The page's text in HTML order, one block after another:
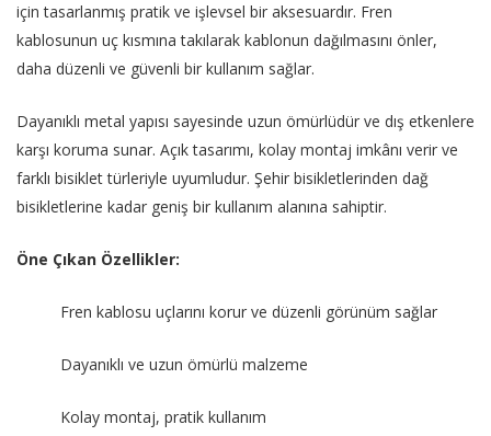
için tasarlanmış pratik ve işlevsel bir aksesuardır. Fren
kablosunun uç kısmına takılarak kablonun dağılmasını önler,
daha düzenli ve güvenli bir kullanım sağlar.
Dayanıklı metal yapısı sayesinde uzun ömürlüdür ve dış etkenlere
karşı koruma sunar. Açık tasarımı, kolay montaj imkânı verir ve
farklı bisiklet türleriyle uyumludur. Şehir bisikletlerinden dağ
bisikletlerine kadar geniş bir kullanım alanına sahiptir.
Öne Çıkan Özellikler:
Fren kablosu uçlarını korur ve düzenli görünüm sağlar
Dayanıklı ve uzun ömürlü malzeme
Kolay montaj, pratik kullanım